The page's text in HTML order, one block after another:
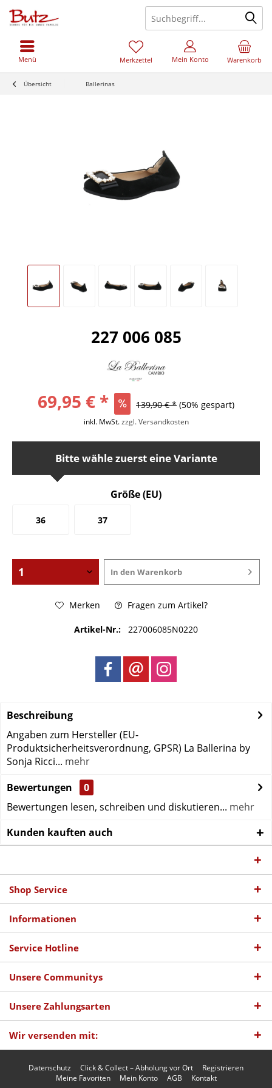
Warenkorb
Merkzettel Mein Konto
Menü
Übersicht Ballerinas
227 006 085
69,95 € * 139,90 € * (50% gespart)
inkl. MwSt.zzgl. Versandkosten
Bitte wähle zuerst eine Variante
Größe (EU)
36 37
In den Warenkorb
Merken Fragen zum Artikel?
Artikel-Nr.: 227006085N0220
Beschreibung
Angaben zum Hersteller (EU-
Produktsicherheitsverordnung, GPSR) La Ballerina by
Sonja Ricci... mehr
Bewertungen
0
Bewertungen lesen, schreiben und diskutieren... mehr
Kunden kauften auch
Shop Service
Informationen
Service Hotline
Unsere Communitys
Unsere Zahlungsarten
Wir versenden mit:
Datenschutz Click & Collect – Abholung vor Ort
Registrieren
Meine Favoriten
Mein Konto AGB Kontakt